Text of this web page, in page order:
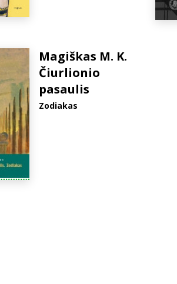
Magiškas M. K.
Čiurlionio
pasaulis
Zodiakas